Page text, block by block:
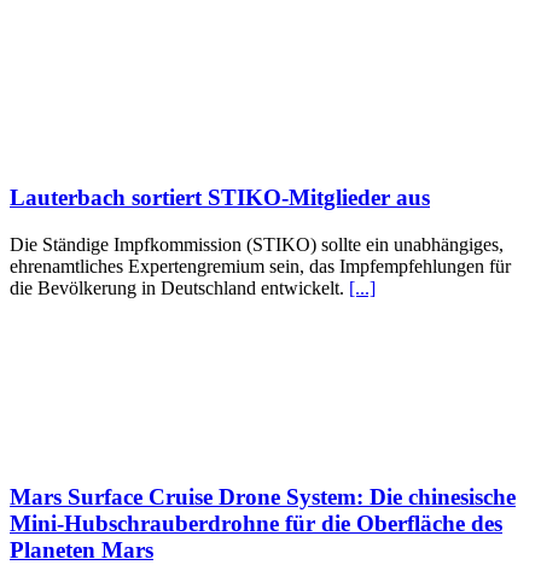
Lauterbach sortiert STIKO-Mitglieder aus
Die Ständige Impfkommission (STIKO) sollte ein unabhängiges,
ehrenamtliches Expertengremium sein, das Impfempfehlungen für
die Bevölkerung in Deutschland entwickelt. [...]
Mars Surface Cruise Drone System: Die chinesische
Mini-Hubschrauberdrohne für die Oberfläche des
Planeten Mars